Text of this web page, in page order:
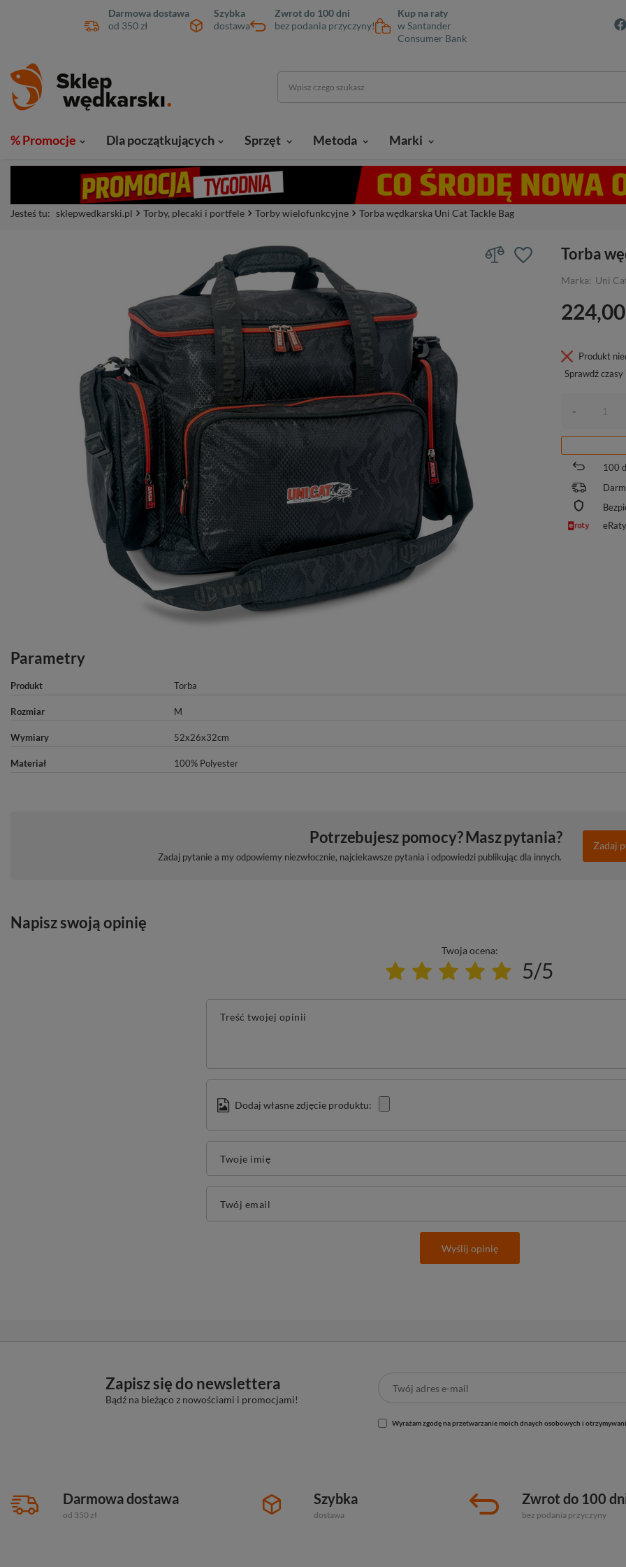
Darmowa dostawa
od 350 zł
Szybka
dostawa
Zwrot do 100 dni
bez podania przyczyny!
Kup na raty
w Santander
Consumer Bank
% Promocje Dla początkujących Sprzęt Metoda Marki
Jesteś tu: sklepwedkarski.pl Torby, plecaki i portfele Torby wielofunkcyjne Torba wędkarska Uni Cat Tackle Bag
Torba
Marka: Uni
224,00
Produkt
Sprawdź
-
100
Parametry
Produkt Torba
Rozmiar M
Wymiary 52x26x32cm
Materiał 100% Polyester
Potrzebujesz pomocy? Masz pytania?
Zadaj pytanie a my odpowiemy niezwłocznie, najciekawsze pytania i odpowiedzi publikując dla innych.
Zadaj
Napisz swoją opinię
Twoja ocena:
5/5
Treść twojej opinii
Dodaj własne zdjęcie produktu:
Twoje imię
Twój email
Wyślij opinię
Zapisz się do newslettera
Bądź na bieżąco z nowościami i promocjami!
Wyrażam zgodę na przetwarzanie moich dnaych osobowych i
Darmowa dostawa
od 350 zł
Szybka
dostawa
Zwrot do 100
bez podania przyczyny